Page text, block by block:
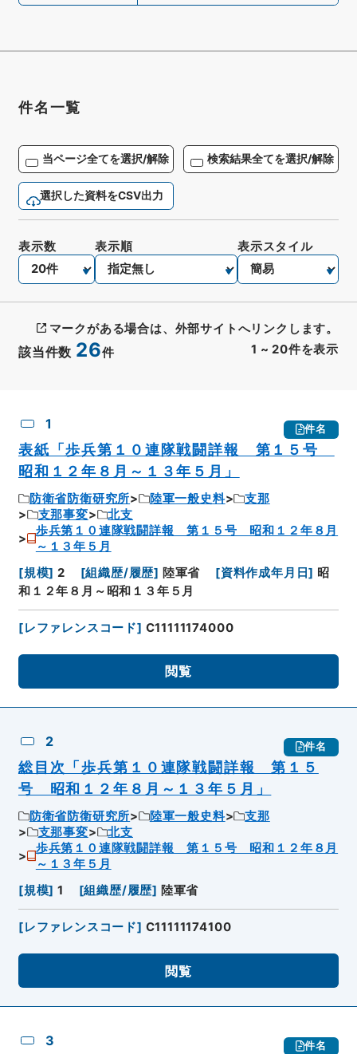
件名一覧
当ページ全てを選択/解除 検索結果全てを選択/解除
選択した資料をCSV出力
該当件数 26件 1 ~ 20件を表示
表示数 表示順 表示スタイル
マークがある場合は、外部サイトへリンクします。
1 件名
表紙「歩兵第１０連隊戦闘詳報 第１５号
昭和１２年８月～１３年５月」
防衛省防衛研究所 陸軍一般史料
支那
支那事変
北支
歩兵第１０連隊戦闘詳報 第１５号 昭和１２年８月
～１３年５月
[規模] 2 [組織歴/履歴] 陸軍省 [資料作成年月日] 昭
和１２年８月～昭和１３年５月
[レファレンスコード] C11111174000
閲覧
2 件名
総目次「歩兵第１０連隊戦闘詳報 第１５
号 昭和１２年８月～１３年５月」
防衛省防衛研究所 陸軍一般史料
支那
支那事変
北支
歩兵第１０連隊戦闘詳報 第１５号 昭和１２年８月
～１３年５月
[規模] 1 [組織歴/履歴] 陸軍省
[レファレンスコード] C11111174100
閲覧
3 件名